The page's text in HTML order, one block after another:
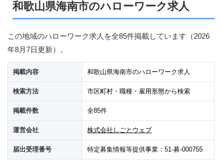
和歌山県海南市のハローワーク求人
この地域のハローワーク求人を全85件掲載しています（2026
年8月7日更新）。
掲載内容 和歌山県海南市のハローワーク求人
検索方法 市区町村・職種・雇用形態から検索
掲載件数 全85件
運営会社 株式会社しごとウェブ
届出受理番号 特定募集情報等提供事業：51-募-000755